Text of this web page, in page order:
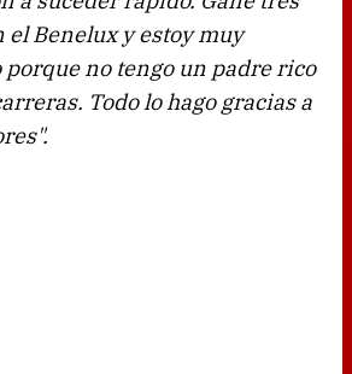
el Benelux y estoy muy
porque no tengo un padre rico
Todo lo hago gracias a